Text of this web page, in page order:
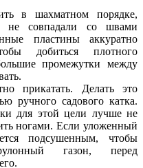
в шахматном порядке,
совпадали со швами
пластины аккуратно
добиться плотного
промежутки между
прикатать. Делать это
ручного садового катка.
для этой цели лучше не
ногами. Если уложенный
подсушенным, чтобы
газон, перед